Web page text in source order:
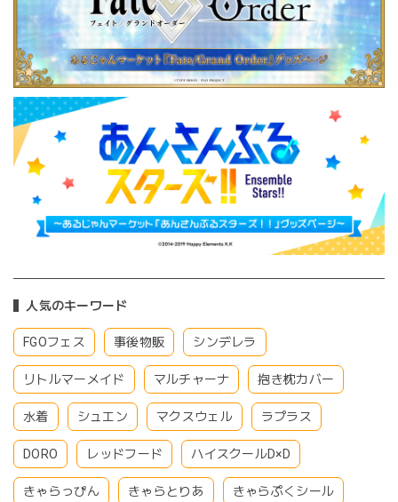
人気のキーワード
FGOフェス 事後物販 シンデレラ
リトルマーメイド マルチャーナ 抱き枕カバー
水着 シュエン マクスウェル ラプラス
DORO レッドフード ハイスクールD×D
きゃらっぴん きゃらとりあ きゃらぷくシール